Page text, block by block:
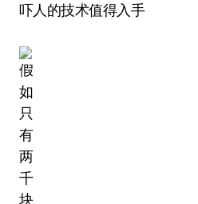
吓人的技术值得入手